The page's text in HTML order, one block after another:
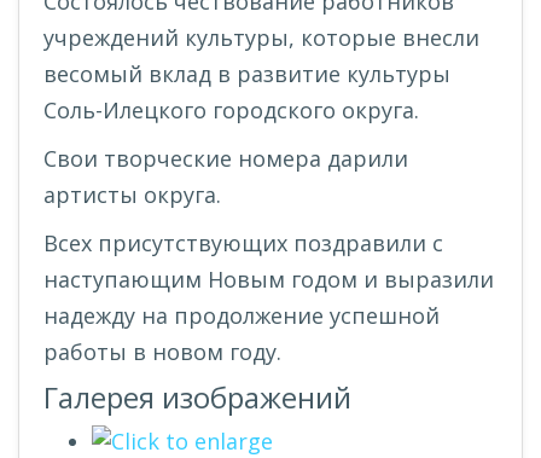
учреждений культуры, которые внесли
весомый вклад в развитие культуры
Соль-Илецкого городского округа.
Свои творческие номера дарили
артисты округа.
Всех присутствующих поздравили с
наступающим Новым годом и выразили
надежду на продолжение успешной
работы в новом году.
Галерея изображений